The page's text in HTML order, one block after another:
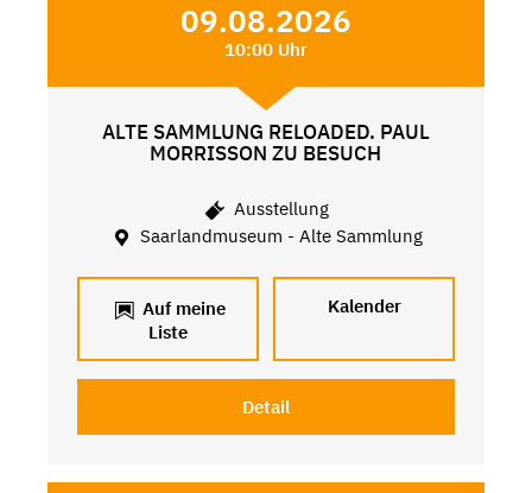
09.08.2026
10:00 Uhr
ALTE SAMMLUNG RELOADED. PAUL
MORRISSON ZU BESUCH
Ausstellung
Saarlandmuseum - Alte Sammlung
Auf meine
Liste
Kalender
Detail